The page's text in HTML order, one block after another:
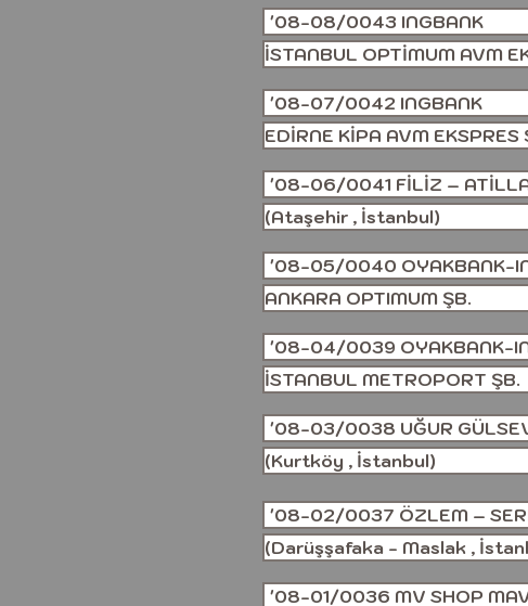
'08-08/0043 INGBANK
İSTANBUL OPTİMUM AVM
'08-07/0042 INGBANK
EDİRNE KİPA AVM EKSPRES
'08-06/0041 FİLİZ – ATİLLA
(Ataşehir , İstanbul)
'08-05/0040 OYAKBANK-
ANKARA OPTIMUM ŞB.
'08-04/0039 OYAKBANK-
İSTANBUL METROPORT ŞB.
'08-03/0038 UĞUR
(Kurtköy , İstanbul)
'08-02/0037 ÖZLEM –
(Darüşşafaka - Maslak ,
'08-01/0036 MV SHOP